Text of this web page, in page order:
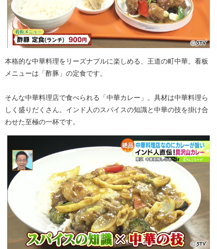
本格的な中華料理をリーズナブルに楽しめる、王道の町中華。看板
メニューは「酢豚」の定食です。
そんな中華料理店で食べられる「中華カレー」。具材は中華料理ら
しく盛りだくさん。インド人のスパイスの知識と中華の技を掛け合
わせた至極の一杯です。